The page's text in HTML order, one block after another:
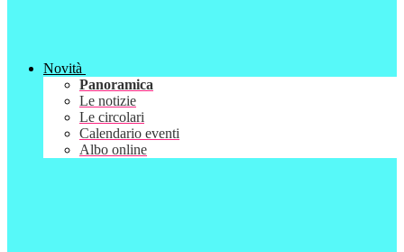
Novità
Panoramica
Le notizie
Le circolari
Calendario eventi
Albo online